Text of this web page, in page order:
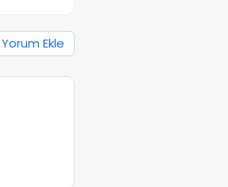
Yorum Ekle